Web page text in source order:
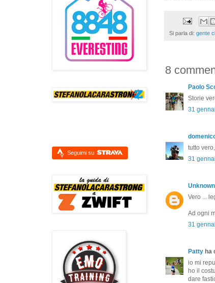
Si parla di: gente
8
Paolo
Storie
31
tutto
31
Unknown
Vero ...
Ad ogni
31
Patty ha
io mi
ho il
dare
Seguimi su